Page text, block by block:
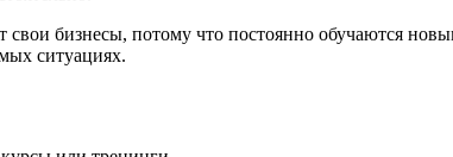
бизнесы, потому что постоянно обучаются
ситуациях.